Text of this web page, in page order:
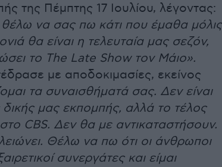
της Πέμπτης 17 Ιουλίου, λέγοντας:
θέλω να σας πω κάτι που έμαθα μόλις
θα είναι η τελευταία μας σεζόν,
το The Late Show τον Μάιο».
με αποδοκιμασίες, εκείνος
τα συναισθήματά σας. Δεν είναι
μας εκπομπής, αλλά το τέλος
CBS. Δεν θα με αντικαταστήσουν.
Θέλω να πω ότι οι άνθρωποι
συνεργάτες και είμαι